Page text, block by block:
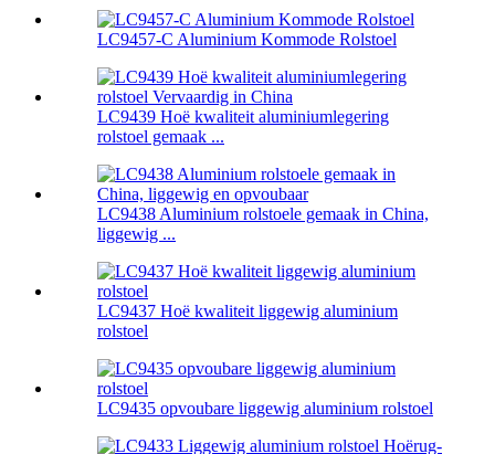
LC9457-C Aluminium Kommode Rolstoel
LC9439 Hoë kwaliteit aluminiumlegering
rolstoel gemaak ...
LC9438 Aluminium rolstoele gemaak in China,
liggewig ...
LC9437 Hoë kwaliteit liggewig aluminium
rolstoel
LC9435 opvoubare liggewig aluminium rolstoel